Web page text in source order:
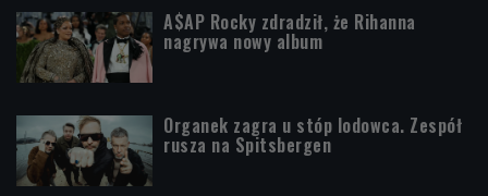
A$AP Rocky zdradził, że Rihanna
nagrywa nowy album
Organek zagra u stóp lodowca. Zespół
rusza na Spitsbergen